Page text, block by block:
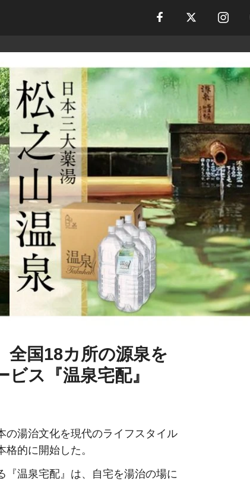
全国18カ所の源泉を
ス『温泉宅配』
の湯治文化を現代のライフスタイル
的に開始した。
『温泉宅配』は、自宅を湯治の場に